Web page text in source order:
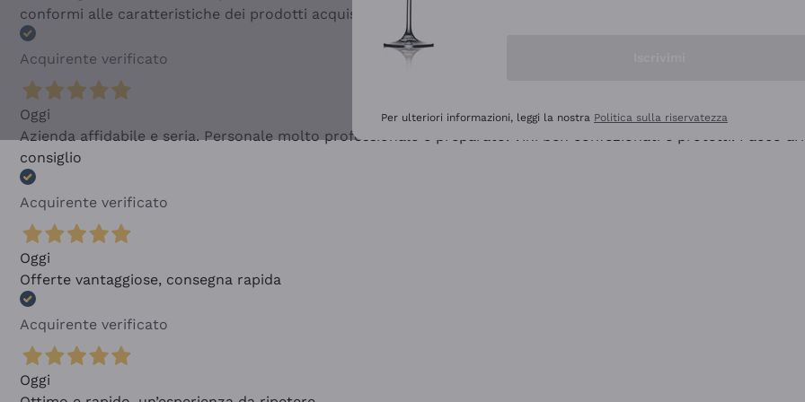
conformi alle caratteristiche dei prodotti acquistati
Acquirente verificato
Oggi
Azienda affidabile e seria. Personale molto professionale e preparato. Vini ben confezionati e protetti. Pacco
consiglio
Acquirente verificato
Oggi
Offerte vantaggiose, consegna rapida
Acquirente verificato
Oggi
Per ulteriori informazioni, leggi la nostra Politica sulla riservatezza